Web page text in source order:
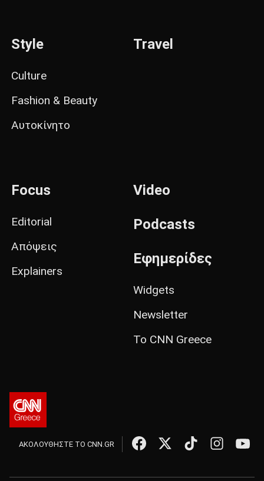
Style
Culture
Fashion & Beauty
Αυτοκίνητο
Travel
Focus
Editorial
Απόψεις
Explainers
Video
Podcasts
Εφημερίδες
Widgets
Newsletter
Το CNN Greece
ΑΚΟΛΟΥΘΗΣΤΕ ΤΟ CNN.GR